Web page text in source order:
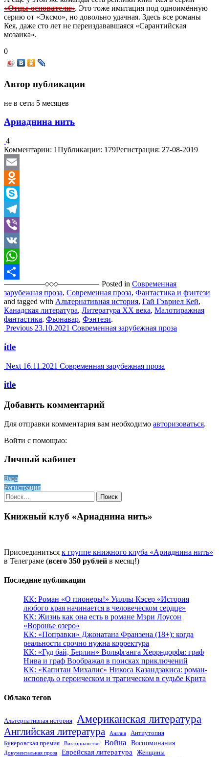
«Отцы-основатели». Это тоже имитация под одноимённую
серию от «Эксмо», но довольно удачная. Здесь все романы
Кея, даже сто лет не переиздававшаяся «Сарантийская
мозаика».
0
Автор публикации
не в сети 5 месяцев
Ариаднина нить
4
Комментарии: 1Публикации: 179Регистрация: 27-08-2019
Email
Odnoklassniki
Skype
Telegram
Viber
VK
WhatsApp
Отправить
Posted in Современная
зарубежная проза, Современная проза, Фантастика и фэнтези
and tagged with Альтернативная история, Гай Гэвриел Кей,
Канадская литература, Литература XX века, Малотиражная
фантастика, Фьонавар, Фэнтези.
Post
navigation
Previous 23.10.2021 Современная зарубежная проза
itle
Next 16.11.2021 Современная зарубежная проза
itle
Добавить комментарий
Для отправки комментария вам необходимо авторизоваться.
Войти с помощью:
Личный кабинет
Вход
Регистрация
Найти:
Книжный клуб «Ариаднина нить»
Присоединиться к группе книжного клуба «Ариаднина нить»
в Телеграме (всего 350 рублей в месяц!)
Последние публикации
КК: Роман «О пионеры!» Уиллы Кэсер «История
любого края начинается в человеческом сердце»
КК: Жизнь как она есть в романе Мэри Лоусон
«Воронье озеро»
КК: «Поправки» Джонатана Франзена (18+): когда
реальности срочно нужна корректура
КК: «Гуд бай, Берлин» Вольфганга Херрндорфа: граф
Нива и граф Воображал в поисках приключений
КК: «Капитан Михалис» Никоса Казандзакиса: роман-
исповедь о героическом и трагическом в судьбе Крита
Облако тегов
Альтернативная история Американская литература
Английская литература Англия
Антиутопия
Букеровская премия
Викторианство Война Воспоминания
Документальная проза Еврейская литература
Женщины